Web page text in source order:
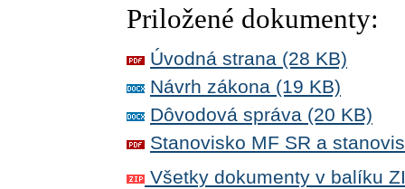
Priložené dokumenty:
Úvodná strana (28 KB)
Návrh zákona (19 KB)
Dôvodová správa (20 KB)
Stanovisko MF SR a
Všetky dokumenty v balíku